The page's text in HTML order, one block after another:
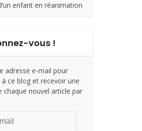
enfant en réanimation
vous !
adresse e-mail pour
ce blog et recevoir une
chaque nouvel article par